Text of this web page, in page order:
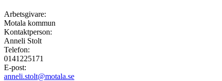
Arbetsgivare:
Motala kommun
Kontaktperson:
Anneli Stolt
Telefon:
0141225171
E-post:
anneli.stolt@motala.se